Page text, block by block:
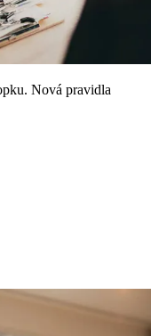
Nová pravidla